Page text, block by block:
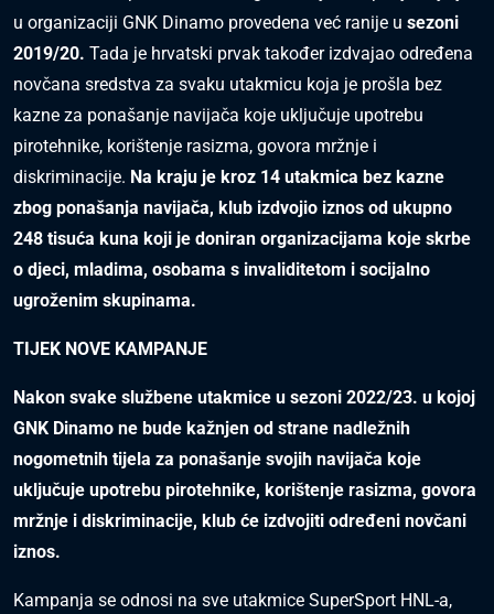
u organizaciji GNK Dinamo provedena već ranije u sezoni
2019/20. Tada je hrvatski prvak također izdvajao određena
novčana sredstva za svaku utakmicu koja je prošla bez
kazne za ponašanje navijača koje uključuje upotrebu
pirotehnike, korištenje rasizma, govora mržnje i
diskriminacije. Na kraju je kroz 14 utakmica bez kazne
zbog ponašanja navijača, klub izdvojio iznos od ukupno
248 tisuća kuna koji je doniran organizacijama koje skrbe
o djeci, mladima, osobama s invaliditetom i socijalno
ugroženim skupinama.
TIJEK NOVE KAMPANJE
Nakon svake službene utakmice u sezoni 2022/23. u kojoj
GNK Dinamo ne bude kažnjen od strane nadležnih
nogometnih tijela za ponašanje svojih navijača koje
uključuje upotrebu pirotehnike, korištenje rasizma, govora
mržnje i diskriminacije, klub će izdvojiti određeni novčani
iznos.
Kampanja se odnosi na sve utakmice SuperSport HNL-a,